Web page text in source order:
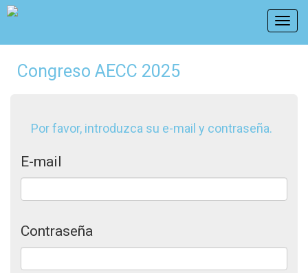
Congreso AECC 2025
Por favor, introduzca su e-mail y contraseña.
E-mail
Contraseña